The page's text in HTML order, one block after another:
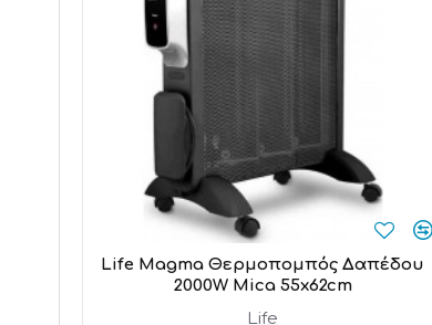
Life
Life Magma Θερμοπομπός Δαπέδου
2000W Mica 55x62cm